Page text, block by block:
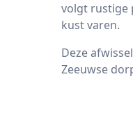
volgt rustige
kust varen.
Deze
Zeeuwse